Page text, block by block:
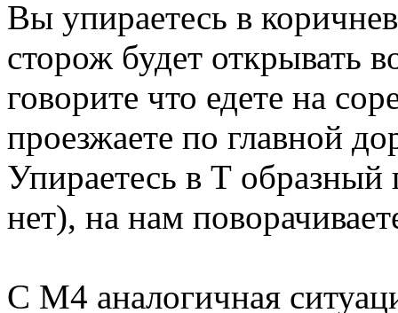
Вы упираетесь в
сторож будет открывать
говорите что едете на
проезжаете по главной
Упираетесь в Т образный
нет), на нам
С М4 аналогичная